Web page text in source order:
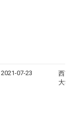
2021-07-23
西南
大学